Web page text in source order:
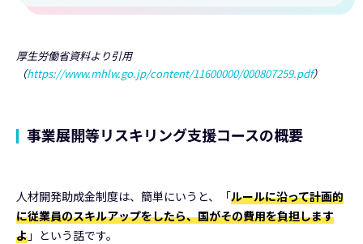
厚生労働省資料より引用
（https://www.mhlw.go.jp/content/11600000/000807259.pdf）
事業展開等リスキリング支援コースの概要
人材開発助成金制度は、簡単にいうと、「ルールに沿って計画的
に従業員のスキルアップをしたら、国がその費用を負担します
よ 」という話です。